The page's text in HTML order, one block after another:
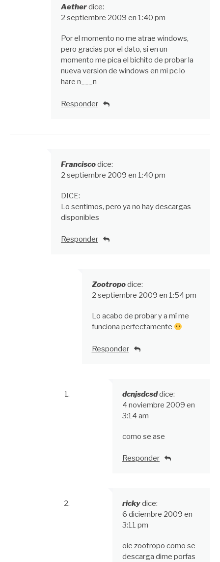
comentarios
Aetherdice:
2 septiembre 2009 en 1:40 pm
Por el momento no me atrae windows,
pero gracias por el dato, si en un
momento me pica el bichito de probar la
nueva version de windows en mi pc lo
hare n___n
Responder
Franciscodice:
2 septiembre 2009 en 1:40 pm
DICE:
Lo sentimos, pero ya no hay descargas
disponibles
Responder
Zootropodice:
2 septiembre 2009 en 1:54 pm
Lo acabo de probar y a mí me
funciona perfectamente
Responder
dcnjsdcsddice:
4 noviembre 2009 en
3:14 am
como se ase
Responder
rickydice:
6 diciembre 2009 en
3:11 pm
oie zootropo como se
descarga dime porfas